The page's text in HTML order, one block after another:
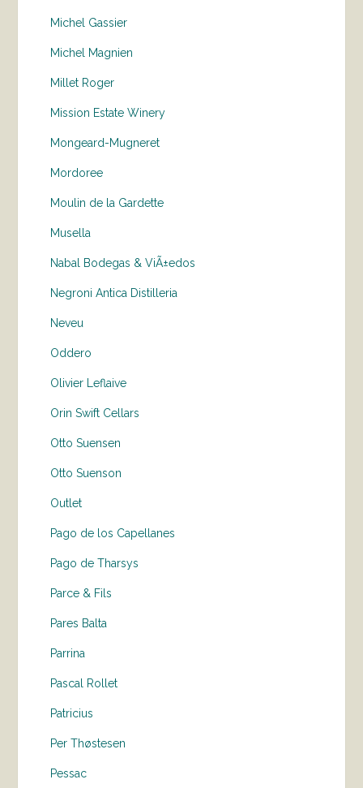
Michel Gassier
Michel Magnien
Millet Roger
Mission Estate Winery
Mongeard-Mugneret
Mordoree
Moulin de la Gardette
Musella
Nabal Bodegas & ViÃ±edos
Negroni Antica Distilleria
Neveu
Oddero
Olivier Leflaive
Orin Swift Cellars
Otto Suensen
Otto Suenson
Outlet
Pago de los Capellanes
Pago de Tharsys
Parce & Fils
Pares Balta
Parrina
Pascal Rollet
Patricius
Per Thøstesen
Pessac